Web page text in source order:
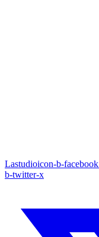
Lastudioicon-b-facebook
b-twitter-x